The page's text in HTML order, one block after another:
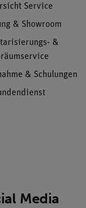
Service
& Showroom
&
& Schulungen
Media